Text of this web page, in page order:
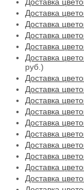
Доставка
Доставка
Доставка
Доставка
Доставка
руб.)
Доставка
Доставка
Доставка
Доставка
Доставка
Доставка
Доставка
Доставка
Доставка
Доставка